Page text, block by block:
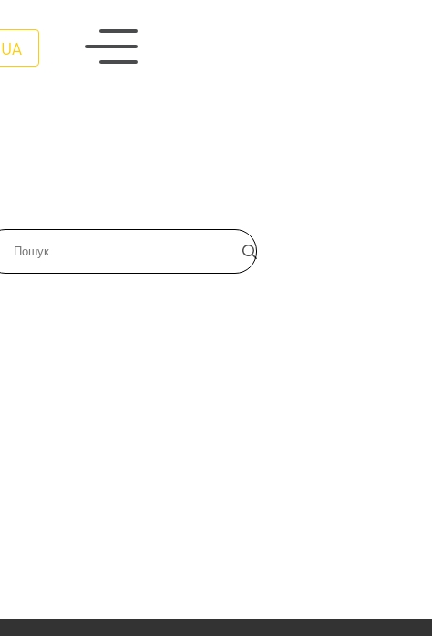
UA